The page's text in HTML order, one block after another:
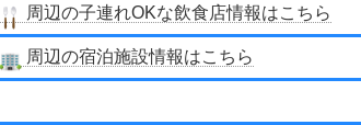
周辺の子連れOKな飲食店情報はこちら
周辺の宿泊施設情報はこちら